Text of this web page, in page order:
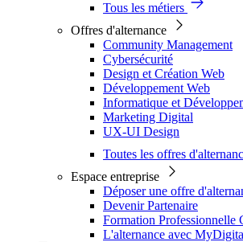
Tous les métiers
Offres d'alternance
Community Management
Cybersécurité
Design et Création Web
Développement Web
Informatique et
Marketing Digital
UX-UI Design
Toutes les offres
Espace entreprise
Déposer une offre
Devenir Partenaire
Formation Professionnelle
L'alternance avec